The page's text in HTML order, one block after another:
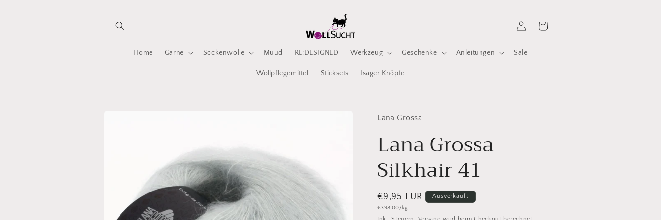
Home Garne Sockenwolle Muud RE:DESIGNED Werkzeug Geschenke Anleitungen Sale
Wollpflegemittel Sticksets Isager Knöpfe
EinloggenWarenkorb
Lana Grossa
Lana Grossa
Silkhair 41
Normaler
Preis
€9,95 EUR
Grundpreis
€398,00/kg
Ausverkauft